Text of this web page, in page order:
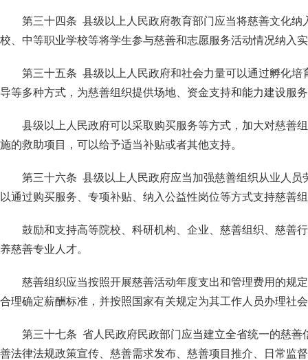
第三十四条 县级以上人民政府教育部门应当将慈善文化纳
校、中等职业学校等将学生参与慈善和志愿服务活动情况纳入
第三十五条 县级以上人民政府和社会力量可以通过孵化培
导等多种方式，为慈善组织提供场地、资金支持和能力建设服
县级以上人民政府可以采取购买服务等方式，加大对慈善
施的救助项目，可以给予适当补贴或者其他支持。
第三十六条 县级以上人民政府应当加强慈善组织从业人员
以通过购买服务、专项补贴、纳入公益性岗位等方式支持慈善
鼓励和支持高等院校、科研机构、企业、慈善组织、慈善
养慈善专业人才。
慈善组织应当按照开展慈善活动年度支出和管理费用的规
合理确定薪酬标准，并按照国家有关规定为其工作人员办理社
第三十七条 省人民政府民政部门应当建立全省统一的慈善
善法律法规政策宣传、慈善需求发布、慈善项目推介、日常监